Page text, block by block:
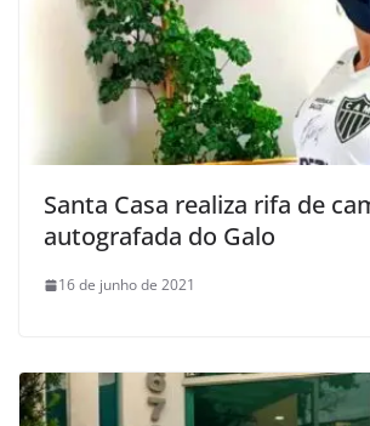
Santa Casa realiza rifa de
autografada do Galo
16 de junho de 2021